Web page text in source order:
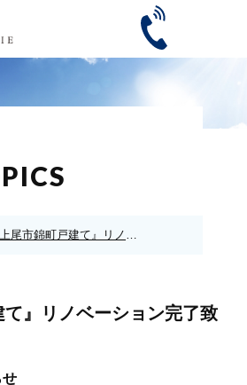
『上尾市錦町戸建て』リノベーション完了致しました！
て』リノベーション完了致
せ